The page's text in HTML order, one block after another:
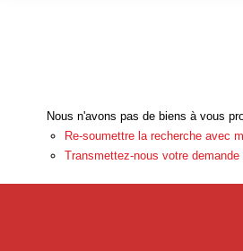
Nous n'avons pas de biens à vous
Re-soumettre la recherche avec
Transmettez-nous votre demande